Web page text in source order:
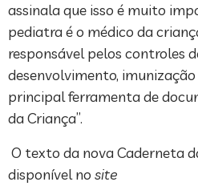
assinala que isso é muito
pediatra é o médico da
responsável pelos controles
desenvolvimento,
principal ferramenta de
da Criança”.
O texto da nova Caderneta
disponível no site